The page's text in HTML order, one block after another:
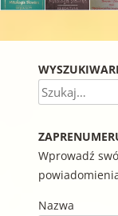
Szukaj
Wprowadź
Nazwa